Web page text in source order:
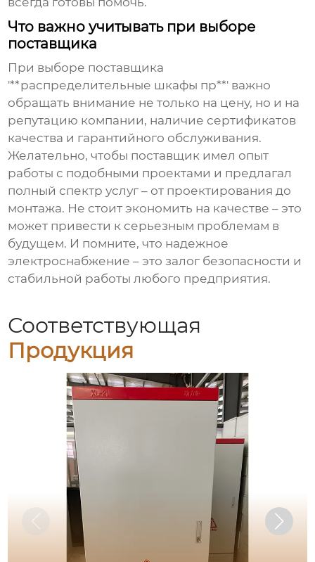
Что важно учитывать при выборе
поставщика
При выборе поставщика
'**распределительные шкафы пр**' важно
обращать внимание не только на цену, но и на
репутацию компании, наличие сертификатов
качества и гарантийного обслуживания.
Желательно, чтобы поставщик имел опыт
работы с подобными проектами и предлагал
полный спектр услуг – от проектирования до
монтажа. Не стоит экономить на качестве – это
может привести к серьезным проблемам в
будущем. И помните, что надежное
электроснабжение – это залог безопасности и
стабильной работы любого предприятия.
Соответствующая
Продукция